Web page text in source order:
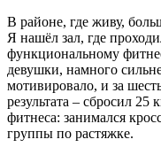
В районе, где живу,
Я нашёл зал, где
функциональному
девушки, намного
мотивировало, и за
результата – сбросил
фитнеса: занимался
группы по растяжке.